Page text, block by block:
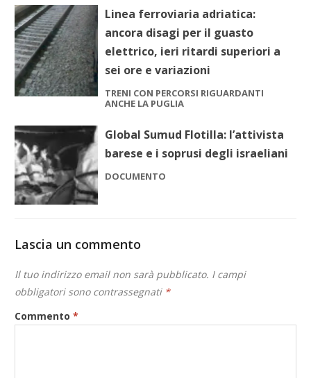
Linea ferroviaria adriatica:
ancora disagi per il guasto
elettrico, ieri ritardi superiori a
sei ore e variazioni
TRENI CON PERCORSI RIGUARDANTI
ANCHE LA PUGLIA
Global Sumud Flotilla: l’attivista
barese e i soprusi degli israeliani
DOCUMENTO
Lascia un commento
Il tuo indirizzo email non sarà pubblicato. I campi
obbligatori sono contrassegnati *
Commento*